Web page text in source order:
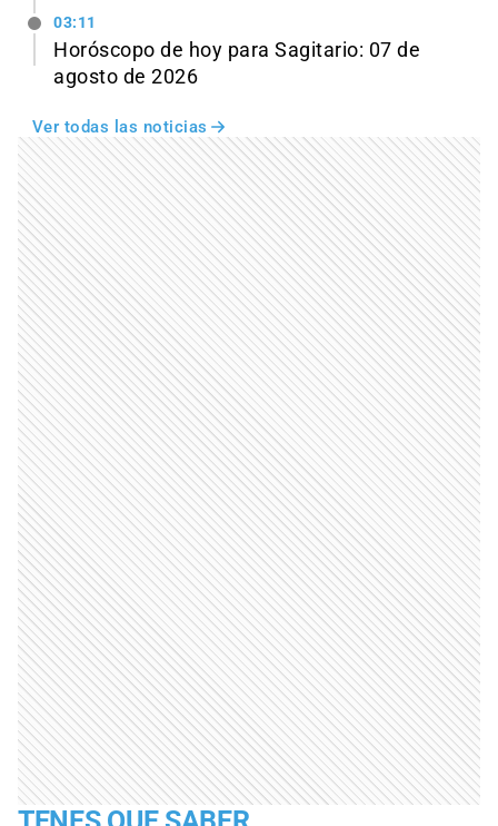
03:11
Horóscopo de hoy para Sagitario: 07 de
agosto de 2026
Ver todas las noticias